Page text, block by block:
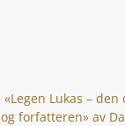
Lukas –
forfatteren» av